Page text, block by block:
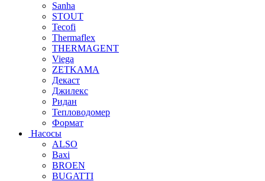
Sanha
STOUT
Tecofi
Thermaflex
THERMAGENT
Viega
ZETKAMA
Декаст
Джилекс
Ридан
Тепловодомер
Формат
Насосы
ALSO
Baxi
BROEN
BUGATTI